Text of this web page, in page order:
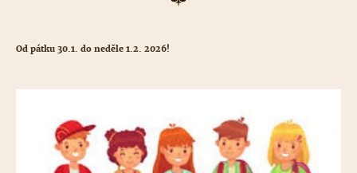
Od pátku 30.1. do neděle 1.2. 2026!